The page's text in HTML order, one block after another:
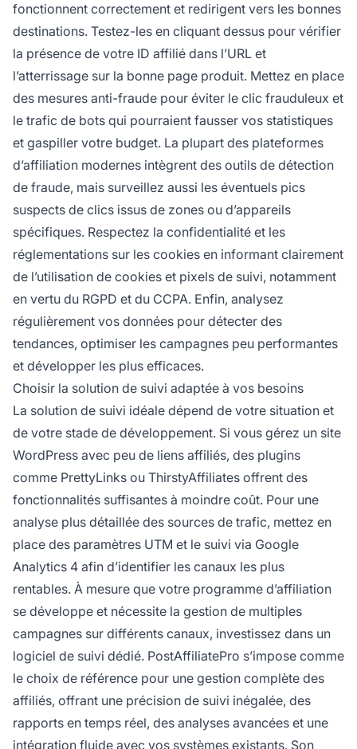
fonctionnent correctement et redirigent vers les bonnes
destinations. Testez-les en cliquant dessus pour vérifier
la présence de votre ID affilié dans l’URL et
l’atterrissage sur la bonne page produit. Mettez en place
des mesures anti-fraude pour éviter le clic frauduleux et
le trafic de bots qui pourraient fausser vos statistiques
et gaspiller votre budget. La plupart des plateformes
d’affiliation modernes intègrent des outils de détection
de fraude, mais surveillez aussi les éventuels pics
suspects de clics issus de zones ou d’appareils
spécifiques. Respectez la confidentialité et les
réglementations sur les cookies en informant clairement
de l’utilisation de cookies et pixels de suivi, notamment
en vertu du RGPD et du CCPA. Enfin, analysez
régulièrement vos données pour détecter des
tendances, optimiser les campagnes peu performantes
et développer les plus efficaces.
Choisir la solution de suivi adaptée à vos besoins
La solution de suivi idéale dépend de votre situation et
de votre stade de développement. Si vous gérez un site
WordPress avec peu de liens affiliés, des plugins
comme PrettyLinks ou ThirstyAffiliates offrent des
fonctionnalités suffisantes à moindre coût. Pour une
analyse plus détaillée des sources de trafic, mettez en
place des paramètres UTM et le suivi via Google
Analytics 4 afin d’identifier les canaux les plus
rentables. À mesure que votre programme d’affiliation
se développe et nécessite la gestion de multiples
campagnes sur différents canaux, investissez dans un
logiciel de suivi dédié. PostAffiliatePro s’impose comme
le choix de référence pour une gestion complète des
affiliés, offrant une précision de suivi inégalée, des
rapports en temps réel, des analyses avancées et une
intégration fluide avec vos systèmes existants. Son